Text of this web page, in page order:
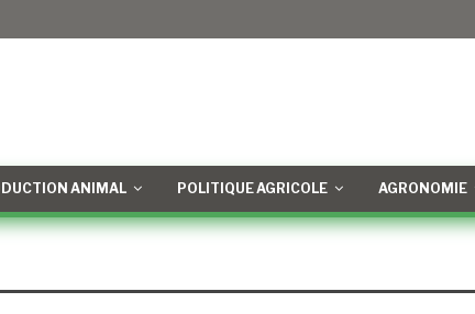
ANIMAL POLITIQUE AGRICOLE AGRONOMIE